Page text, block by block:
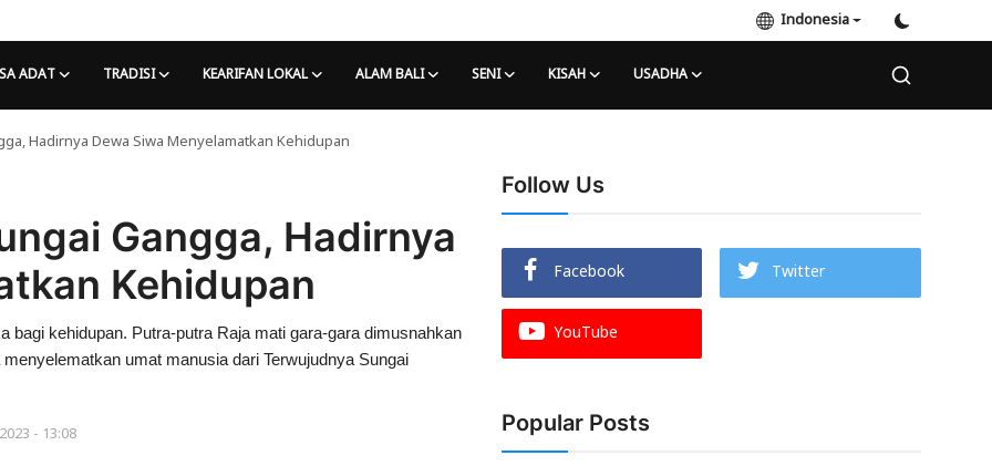
Indonesia
ADAT TRADISI KEARIFAN LOKAL ALAM BALI SENI KISAH USADHA
Hadirnya Dewa Siwa Menyelamatkan Kehidupan
Gangga, Hadirnya
Kehidupan
kehidupan. Putra-putra Raja mati gara-gara dimusnahkan
umat manusia dari Terwujudnya Sungai
- 13:08
Follow Us
Facebook
Twitter
YouTube
Popular Posts